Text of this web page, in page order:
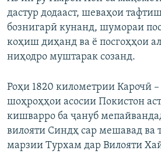
дастур додааст, шеваҳои
бознигарӣ кунанд, шумораи
коҳиш диҳанд ва ё посгоҳҳои
ниҳодро муштарак созанд.
Роҳи 1820 километрии Карочӣ
шоҳроҳҳои асосии Покистон
кишварро ба ҷануб
вилояти Синдҳ сар мешавад ва
марзии Турхам дар Вилояти